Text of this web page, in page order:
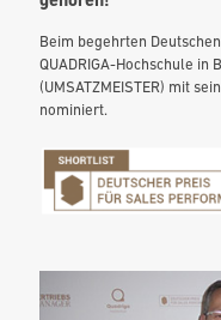
Beim begehrten
QUADRIGA-Hochschule in
(UMSATZMEISTER) mit
nominiert.